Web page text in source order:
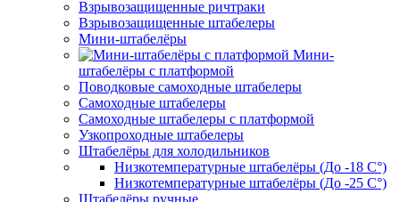
Взрывозащищенные ричтраки
Взрывозащищенные штабелеры
Мини-штабелёры
Мини-
штабелёры с платформой
Поводковые самоходные штабелеры
Самоходные штабелеры
Самоходные штабелеры с платформой
Узкопроходные штабелеры
Штабелёры для холодильников
Низкотемпературные штабелёры (До -18 C°)
Низкотемпературные штабелёры (До -25 C°)